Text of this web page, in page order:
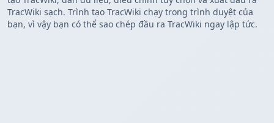
TracWiki sạch. Trình tạo TracWiki chạy trong trình duyệt của
bạn, vì vậy bạn có thể sao chép đầu ra TracWiki ngay lập tức.